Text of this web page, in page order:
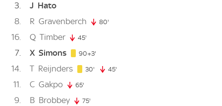
3
J Hato
8
R Gravenberch 80'
16 Q Timber 45'
7 X Simons 90+3'
14 T Reijnders 30' 30. minute
45'
11 C Gakpo 65'
9 B Brobbey 75'